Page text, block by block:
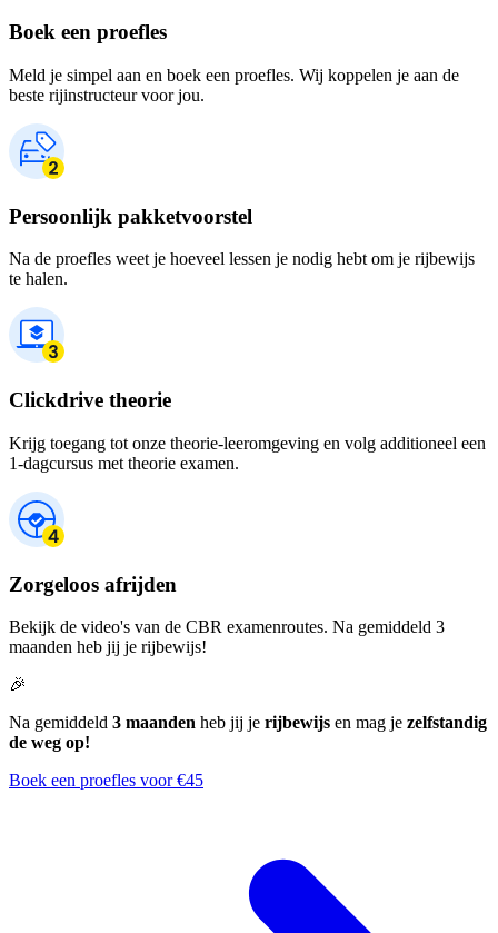
Boek een proefles
Meld je simpel aan en boek een proefles. Wij koppelen je aan de
beste rijinstructeur voor jou.
Persoonlijk pakketvoorstel
Na de proefles weet je hoeveel lessen je nodig hebt om je rijbewijs
te halen.
Clickdrive theorie
Krijg toegang tot onze theorie-leeromgeving en volg additioneel een
1-dagcursus met theorie examen.
Zorgeloos afrijden
Bekijk de video's van de CBR examenroutes. Na gemiddeld 3
maanden heb jij je rijbewijs!
🎉
Na gemiddeld 3 maanden heb jij je rijbewijs en mag je zelfstandig
de weg op!
Boek een proefles voor €45